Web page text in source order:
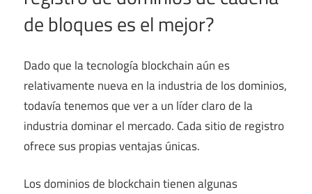
de bloques es el mejor?
Dado que la tecnología blockchain aún es
relativamente nueva en la industria de los dominios,
todavía tenemos que ver a un líder claro de la
industria dominar el mercado. Cada sitio de registro
ofrece sus propias ventajas únicas.
Los dominios de blockchain tienen algunas